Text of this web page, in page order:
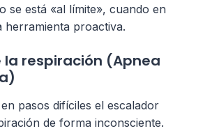
se está «al límite», cuando en
herramienta proactiva.
la respiración (Apnea
pasos difíciles el escalador
de forma inconsciente.